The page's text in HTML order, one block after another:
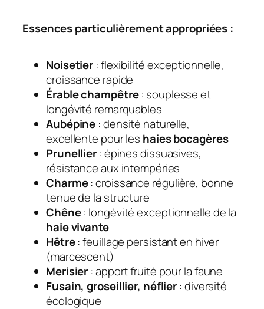
Essences particulièrement appropriées :
Noisetier : flexibilité exceptionnelle,
croissance rapide
Érable champêtre: souplesse et
longévité remarquables
Aubépine : densité naturelle,
excellente pour les haies bocagères
Prunellier : épines dissuasives,
résistance aux intempéries
Charme: croissance régulière, bonne
tenue de la structure
Chêne: longévité exceptionnelle de la
haie vivante
Hêtre: feuillage persistant en hiver
(marcescent)
Merisier : apport fruité pour la faune
Fusain, groseillier, néflier : diversité
écologique